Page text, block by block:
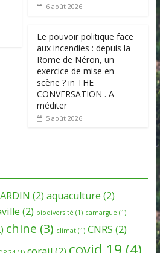
6 août 2026
Le pouvoir politique face
aux incendies : depuis la
Rome de Néron, un
exercice de mise en
scène ? in THE
CONVERSATION . A
méditer
5 août 2026
(2) aquaculture (2)
(2) biodiversité (1) camargue (1)
chine (3) climat(1) CNRS (2)